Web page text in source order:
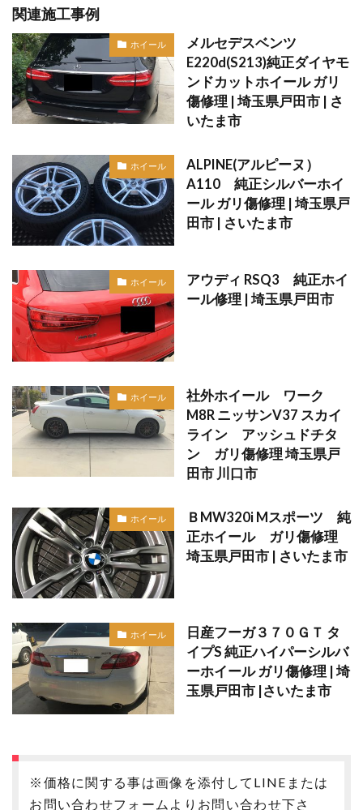
関連施工事例
ホイール
メルセデスベンツ
E220d(S213)純正ダイヤモ
ンドカットホイール ガリ
傷修理 | 埼玉県戸田市 | さ
いたま市
ホイール
ALPINE(アルピーヌ）
A110 純正シルバーホイ
ール ガリ傷修理 | 埼玉県戸
田市 | さいたま市
ホイール
アウディ RSQ3 純正ホイ
ール修理 | 埼玉県戸田市
ホイール
社外ホイール ワーク
M8R ニッサンV37 スカイ
ライン アッシュドチタ
ン ガリ傷修理 埼玉県戸
田市 川口市
ホイール
ＢMW320i Mスポーツ 純
正ホイール ガリ傷修理
埼玉県戸田市 | さいたま市
ホイール
日産フーガ３７０ＧＴ タ
イプS 純正ハイパーシルバ
ーホイール ガリ傷修理 | 埼
玉県戸田市 |さいたま市
※価格に関する事は画像を添付してLINEまたは
お問い合わせフォームよりお問い合わせ下さ